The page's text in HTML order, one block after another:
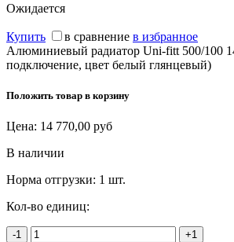
Ожидается
Купить в сравнение в избранное
Алюминиевый радиатор Uni-fitt 500/100
подключение, цвет белый глянцевый)
Положить товар в корзину
Цена: 14 770,00 руб
В наличии
Норма отгрузки: 1 шт.
Кол-во единиц:
-1 +1